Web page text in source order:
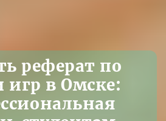
реферат по
игр в Омске: